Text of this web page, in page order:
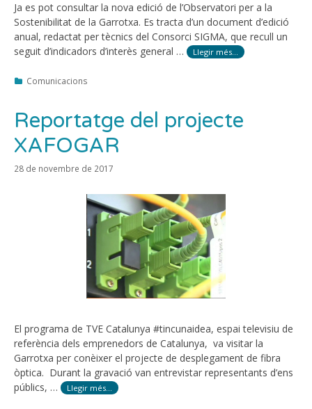
Ja es pot consultar la nova edició de l’Observatori per a la
Sostenibilitat de la Garrotxa. Es tracta d’un document d’edició
anual, redactat per tècnics del Consorci SIGMA, que recull un
seguit d’indicadors d’interès general …
Llegir més…
Categories
Comunicacions
Reportatge del projecte
XAFOGAR
28 de novembre de 2017
El programa de TVE Catalunya #tincunaidea, espai televisiu de
referència dels emprenedors de Catalunya, va visitar la
Garrotxa per conèixer el projecte de desplegament de fibra
òptica. Durant la gravació van entrevistar representants d’ens
públics, …
Llegir més…